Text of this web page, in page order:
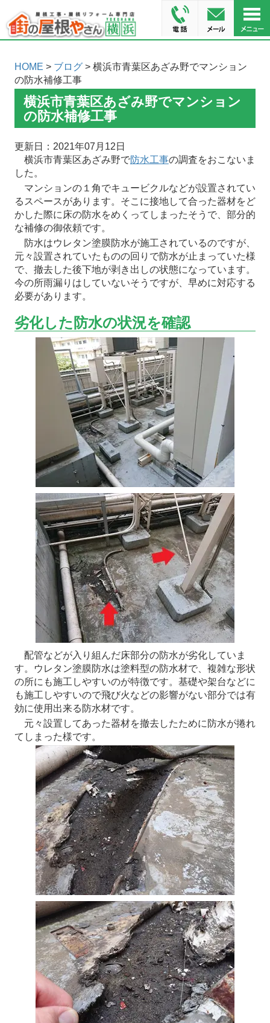
HOME > ブログ> 横浜市青葉区あざみ野でマンション
の防水補修工事
横浜市青葉区あざみ野でマンション
の防水補修工事
更新日：2021年07月12日
横浜市青葉区あざみ野で防水工事の調査をおこないま
した。
マンションの１角でキュービクルなどが設置されてい
るスペースがあります。そこに接地して合った器材をど
かした際に床の防水をめくってしまったそうで、部分的
な補修の御依頼です。
防水はウレタン塗膜防水が施工されているのですが、
元々設置されていたものの回りで防水が止まっていた様
で、撤去した後下地が剥き出しの状態になっています。
今の所雨漏りはしていないそうですが、早めに対応する
必要があります。
劣化した防水の状況を確認
配管などが入り組んだ床部分の防水が劣化していま
す。ウレタン塗膜防水は塗料型の防水材で、複雑な形状
の所にも施工しやすいのが特徴です。基礎や架台などに
も施工しやすいので飛び火などの影響がない部分では有
効に使用出来る防水材です。
元々設置してあった器材を撤去したために防水が捲れ
てしまった様です。